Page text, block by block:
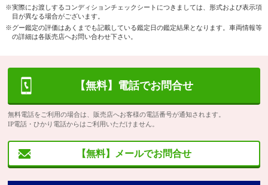
※実際にお渡しするコンディションチェックシートにつきましては、形式および表示項
目が異なる場合がございます。
※グー鑑定の評価はあくまでも記載している鑑定日の鑑定結果となります。車両情報等
の詳細は各販売店へお問い合わせ下さい。
【無料】電話でお問合せ
無料電話をご利用の場合は、販売店へお客様の電話番号が通知されます。
IP電話・ひかり電話からはご利用いただけません。
【無料】メールでお問合せ